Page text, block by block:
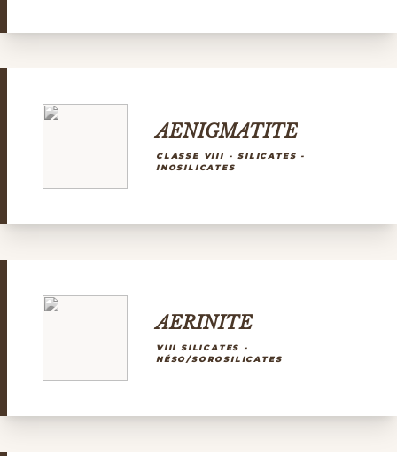
AENIGMATITE
CLASSE VIII - SILICATES -
INOSILICATES
AERINITE
VIII SILICATES -
NÉSO/SOROSILICATES